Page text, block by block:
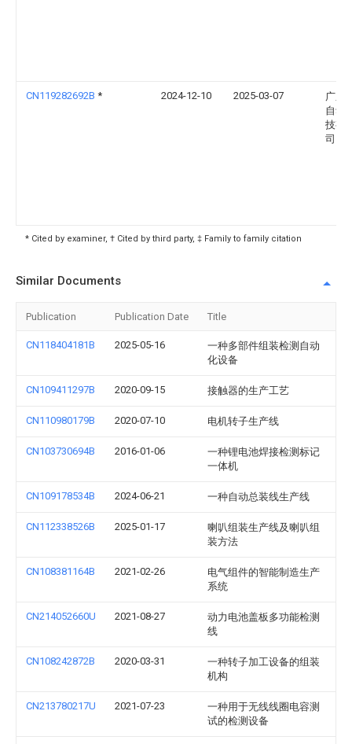
CN119282692B * 2024-12-10 2025-03-07
广东
自动
技有
司
* Cited by examiner, † Cited by third party, ‡ Family to family citation
Similar Documents
Publication Publication Date Title
CN118404181B 2025-05-16
一种多部件组装检测自动
化设备
CN109411297B 2020-09-15 接触器的生产工艺
CN110980179B 2020-07-10 电机转子生产线
CN103730694B 2016-01-06
一种锂电池焊接检测标记
一体机
CN109178534B 2024-06-21 一种自动总装线生产线
CN112338526B 2025-01-17
喇叭组装生产线及喇叭组
装方法
CN108381164B 2021-02-26
电气组件的智能制造生产
系统
CN214052660U 2021-08-27
动力电池盖板多功能检测
线
CN108242872B 2020-03-31
一种转子加工设备的组装
机构
CN213780217U 2021-07-23
一种用于无线线圈电容测
试的检测设备